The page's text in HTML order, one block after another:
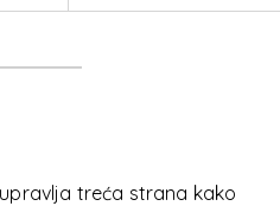
treća strana kako